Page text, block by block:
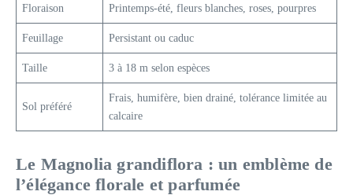
Floraison Printemps-été, fleurs blanches, roses, pourpres
Feuillage Persistant ou caduc
Taille 3 à 18 m selon espèces
Sol préféré
Frais, humifère, bien drainé, tolérance limitée au
calcaire
Le Magnolia grandiflora : un emblème de
l’élégance florale et parfumée